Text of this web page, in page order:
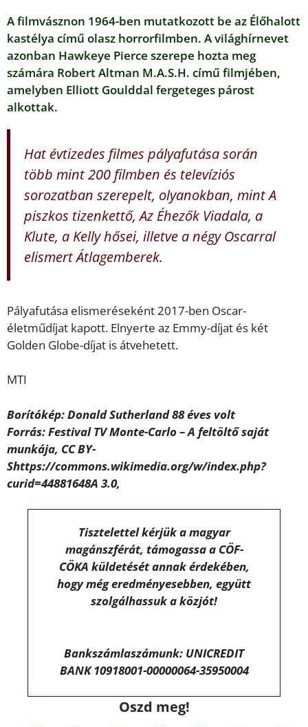
A filmvásznon 1964-ben mutatkozott be az Élőhalott
kastélya című olasz horrorfilmben. A világhírnevet
azonban Hawkeye Pierce szerepe hozta meg
számára Robert Altman M.A.S.H. című filmjében,
amelyben Elliott Goulddal fergeteges párost
alkottak.
Hat évtizedes filmes pályafutása során
több mint 200 filmben és televíziós
sorozatban szerepelt, olyanokban, mint A
piszkos tizenkettő, Az Éhezők Viadala, a
Klute, a Kelly hősei, illetve a négy Oscarral
elismert Átlagemberek.
Pályafutása elismeréseként 2017-ben Oscar-
életműdíjat kapott. Elnyerte az Emmy-díjat és két
Golden Globe-díjat is átvehetett.
MTI
Borítókép: Donald Sutherland 88 éves volt
Forrás: Festival TV Monte-Carlo – A feltöltő saját
munkája, CC BY-
Shttps://commons.wikimedia.org/w/index.php?
curid=44881648A 3.0,
Tisztelettel kérjük a magyar
magánszférát, támogassa a CÖF-
CÖKA küldetését annak érdekében,
hogy még eredményesebben, együtt
szolgálhassuk a közjót!
Bankszámlaszámunk: UNICREDIT
BANK 10918001-00000064-35950004
Oszd meg!